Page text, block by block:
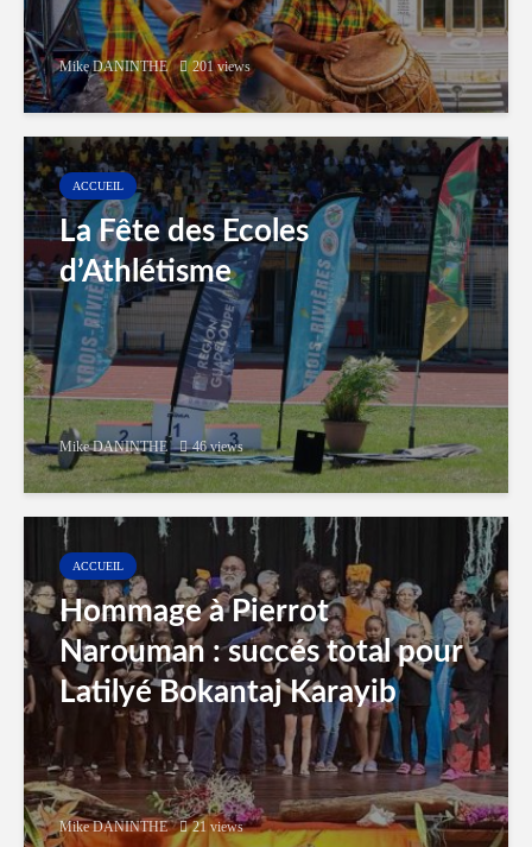
Mike DANINTHE 201 views
ACCUEIL
La Fête des Ecoles
d’Athlétisme
Mike DANINTHE 46 views
ACCUEIL
Hommage à Pierrot
Narouman : succés total pour
Latilyé Bokantaj Karayib
Mike DANINTHE 21 views